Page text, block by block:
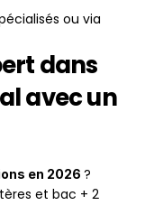
ou via
dans
avec un
en 2026 ?
et bac + 2